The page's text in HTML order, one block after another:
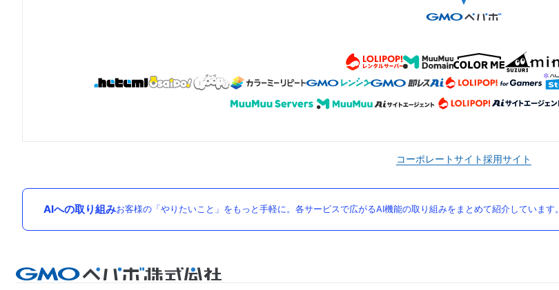
コーポレートサイト採用サイト
AIへの取り組みお客様の「やりたいこと」をもっと手軽に。各サービスで広がるAI機能の取り組みをまとめて紹介しています。